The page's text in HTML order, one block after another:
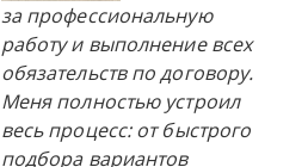
за профессиональную
работу и выполнение всех
обязательств по договору.
Меня полностью устроил
весь процесс: от быстрого
подбора вариантов